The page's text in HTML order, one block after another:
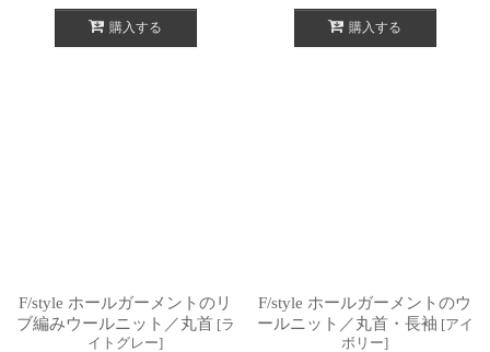
購入する 購入する
F/style ホールガーメントのリ
ブ編みウールニット／丸首 [ラ
イトグレー]
F/style ホールガーメントのウ
ールニット／丸首・長袖 [アイ
ボリー]